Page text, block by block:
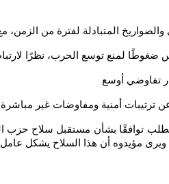
المتبادلة لفترة من
لمنع توسع الحرب، نظرًا
تفاوضي أوسع
ترتيبات أمنية ومفاوضات غير
توافقًا بشأن مستقبل سلاح حزب
ويرى مؤيدوه أن هذا السلاح يشكل